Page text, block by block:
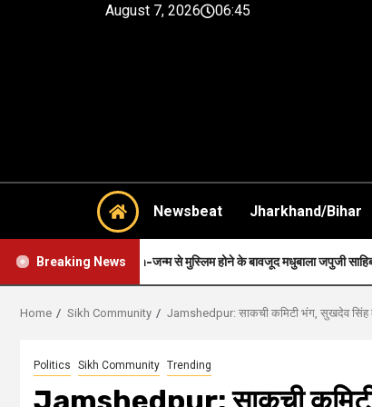
August 7, 2026 06:45
Newsbeat Jharkhand/Bihar
Breaking News
जन्म से मुस्लिम होने के बावजूद मधुबाला जपुजी साहिब की दीवानी थी..
Home Sikh Community Jamshedpur: साकची कमिटी भंग, सुखदेव सिंह
Politics Sikh Community Trending